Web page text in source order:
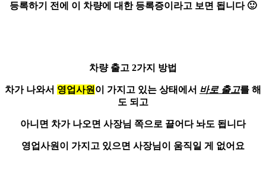
등록하기 전에 이 차량에 대한 등록증이라고 보면 됩니다 🙂
차량 출고 2가지 방법
차가 나와서 영업사원 이 가지고 있는 상태에서 바로 출고를 해
도 되고
아니면 차가 나오면 사장님 쪽으로 끌어다 놔도 됩니다
영업사원이 가지고 있으면 사장님이 움직일 게 없어요